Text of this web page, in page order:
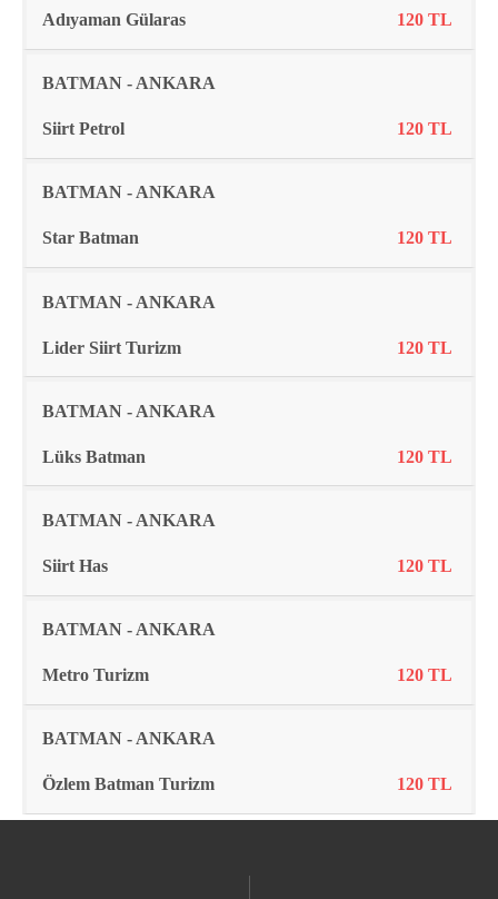
Adıyaman Gülaras 120 TL
BATMAN - ANKARA
Siirt Petrol 120 TL
BATMAN - ANKARA
Star Batman 120 TL
BATMAN - ANKARA
Lider Siirt Turizm 120 TL
BATMAN - ANKARA
Lüks Batman 120 TL
BATMAN - ANKARA
Siirt Has 120 TL
BATMAN - ANKARA
Metro Turizm 120 TL
BATMAN - ANKARA
Özlem Batman Turizm 120 TL